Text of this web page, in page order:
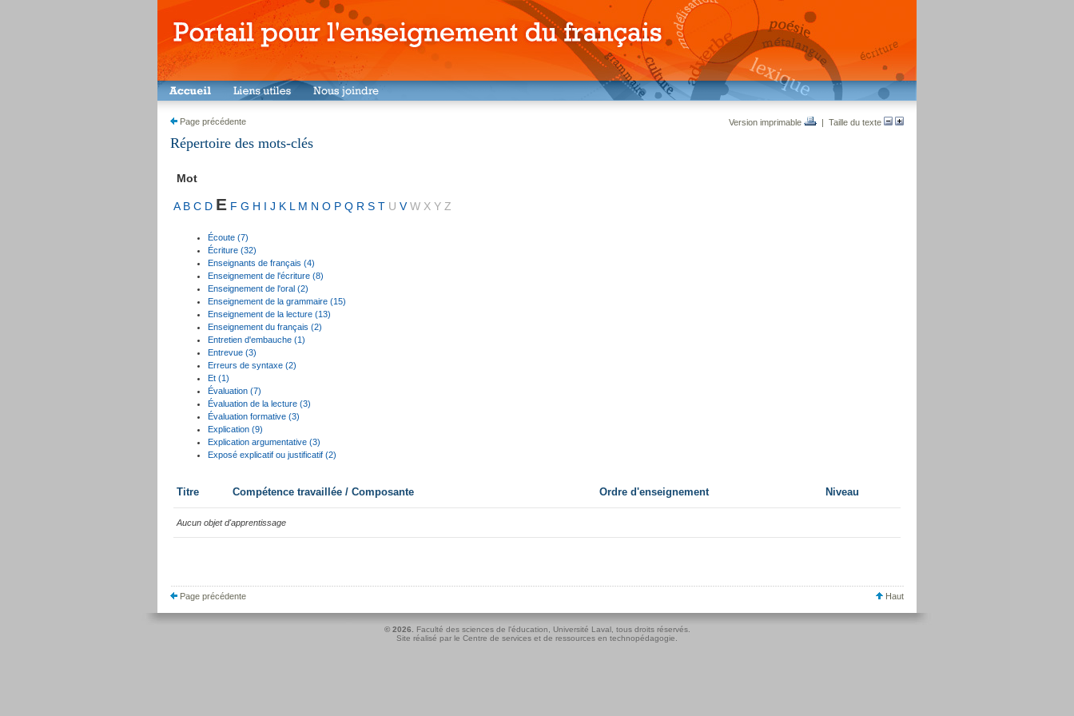
Page précédente Version imprimable | Taille du texte
Répertoire des mots-clés
Mot
A B C D E F G H I J K L M N O P Q R S T U V W X Y Z
Écoute (7)
Écriture (32)
Enseignants de français (4)
Enseignement de l'écriture (8)
Enseignement de l'oral (2)
Enseignement de la grammaire (15)
Enseignement de la lecture (13)
Enseignement du français (2)
Entretien d'embauche (1)
Entrevue (3)
Erreurs de syntaxe (2)
Et (1)
Évaluation (7)
Évaluation de la lecture (3)
Évaluation formative (3)
Explication (9)
Explication argumentative (3)
Exposé explicatif ou justificatif (2)
Titre Compétence travaillée / Composante Ordre d'enseignement Niveau
Aucun objet d'apprentissage
Page précédente Haut
© 2026. Faculté des sciences de l'éducation Université Laval, tous droits réservés.
Site réalisé par le Centre de services et de ressources en technopédagogie